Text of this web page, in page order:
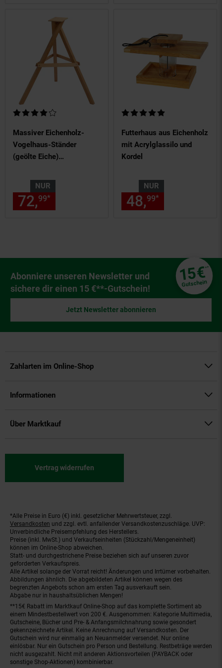
Massiver Eichenholz-
Vogelhaus-Ständer
(geölte Eiche)
Kundenbewertung: 4 von 5 Sternen
NUR
72,99* € Sternchen
Futterhaus aus Eichenholz
mit Acrylglassilo und
Kordel
Kundenbewertung: 5 von 5
NUR
48,99*
Newsletter Anmeldung
Abonniere unseren Newsletter und
sichere dir einen 15 €**-Gutschein!
15€**
Gutschein
Jetzt Newsletter abonnieren
Zahlarten im Online-Shop
Informationen
Über Marktkauf
Vertrag widerrufen
Fußnoten
*Alle Preise in Euro (€) inkl. gesetzlicher Mehrwertsteuer, zzgl.
Versandkosten und zzgl. evtl. anfallender Versandkostenzuschläge. UVP:
Unverbindliche Preisempfehlung des Herstellers.
Preise (inkl. MwSt.) und Verkaufseinheiten (Stückzahl/Mengeneinheit)
können im Online-Shop abweichen.
Statt- und durchgestrichene Preise beziehen sich auf unseren zuvor
geforderten Verkaufspreis.
Alle Artikel solange der Vorrat reicht! Änderungen und Irrtümer vorbehalten.
Abbildungen ähnlich. Die abgebildeten Artikel können wegen des
begrenzten Angebots schon am ersten Tag ausverkauft sein.
Abgabe nur in haushaltsüblichen Mengen!
**15€ Rabatt im Marktkauf Online-Shop auf das komplette Sortiment ab
einem Mindestbestellwert von 200 €. Ausgenommen: Kategorie Multimedia,
Gutscheine, Bücher und Pre- & Anfangsmilchnahrung sowie gesondert
gekennzeichnete Artikel. Keine Anrechnung auf Versandkosten. Der
Gutschein wird nur einmalig an Neuanmelder versendet. Nur online
einlösbar. Nur ein Gutschein pro Person und Bestellung. Restbeträge werden
nicht ausgezahlt. Nicht mit anderen Aktionsvorteilen (PAYBACK oder
sonstige Shop-Aktionen) kombinierbar.